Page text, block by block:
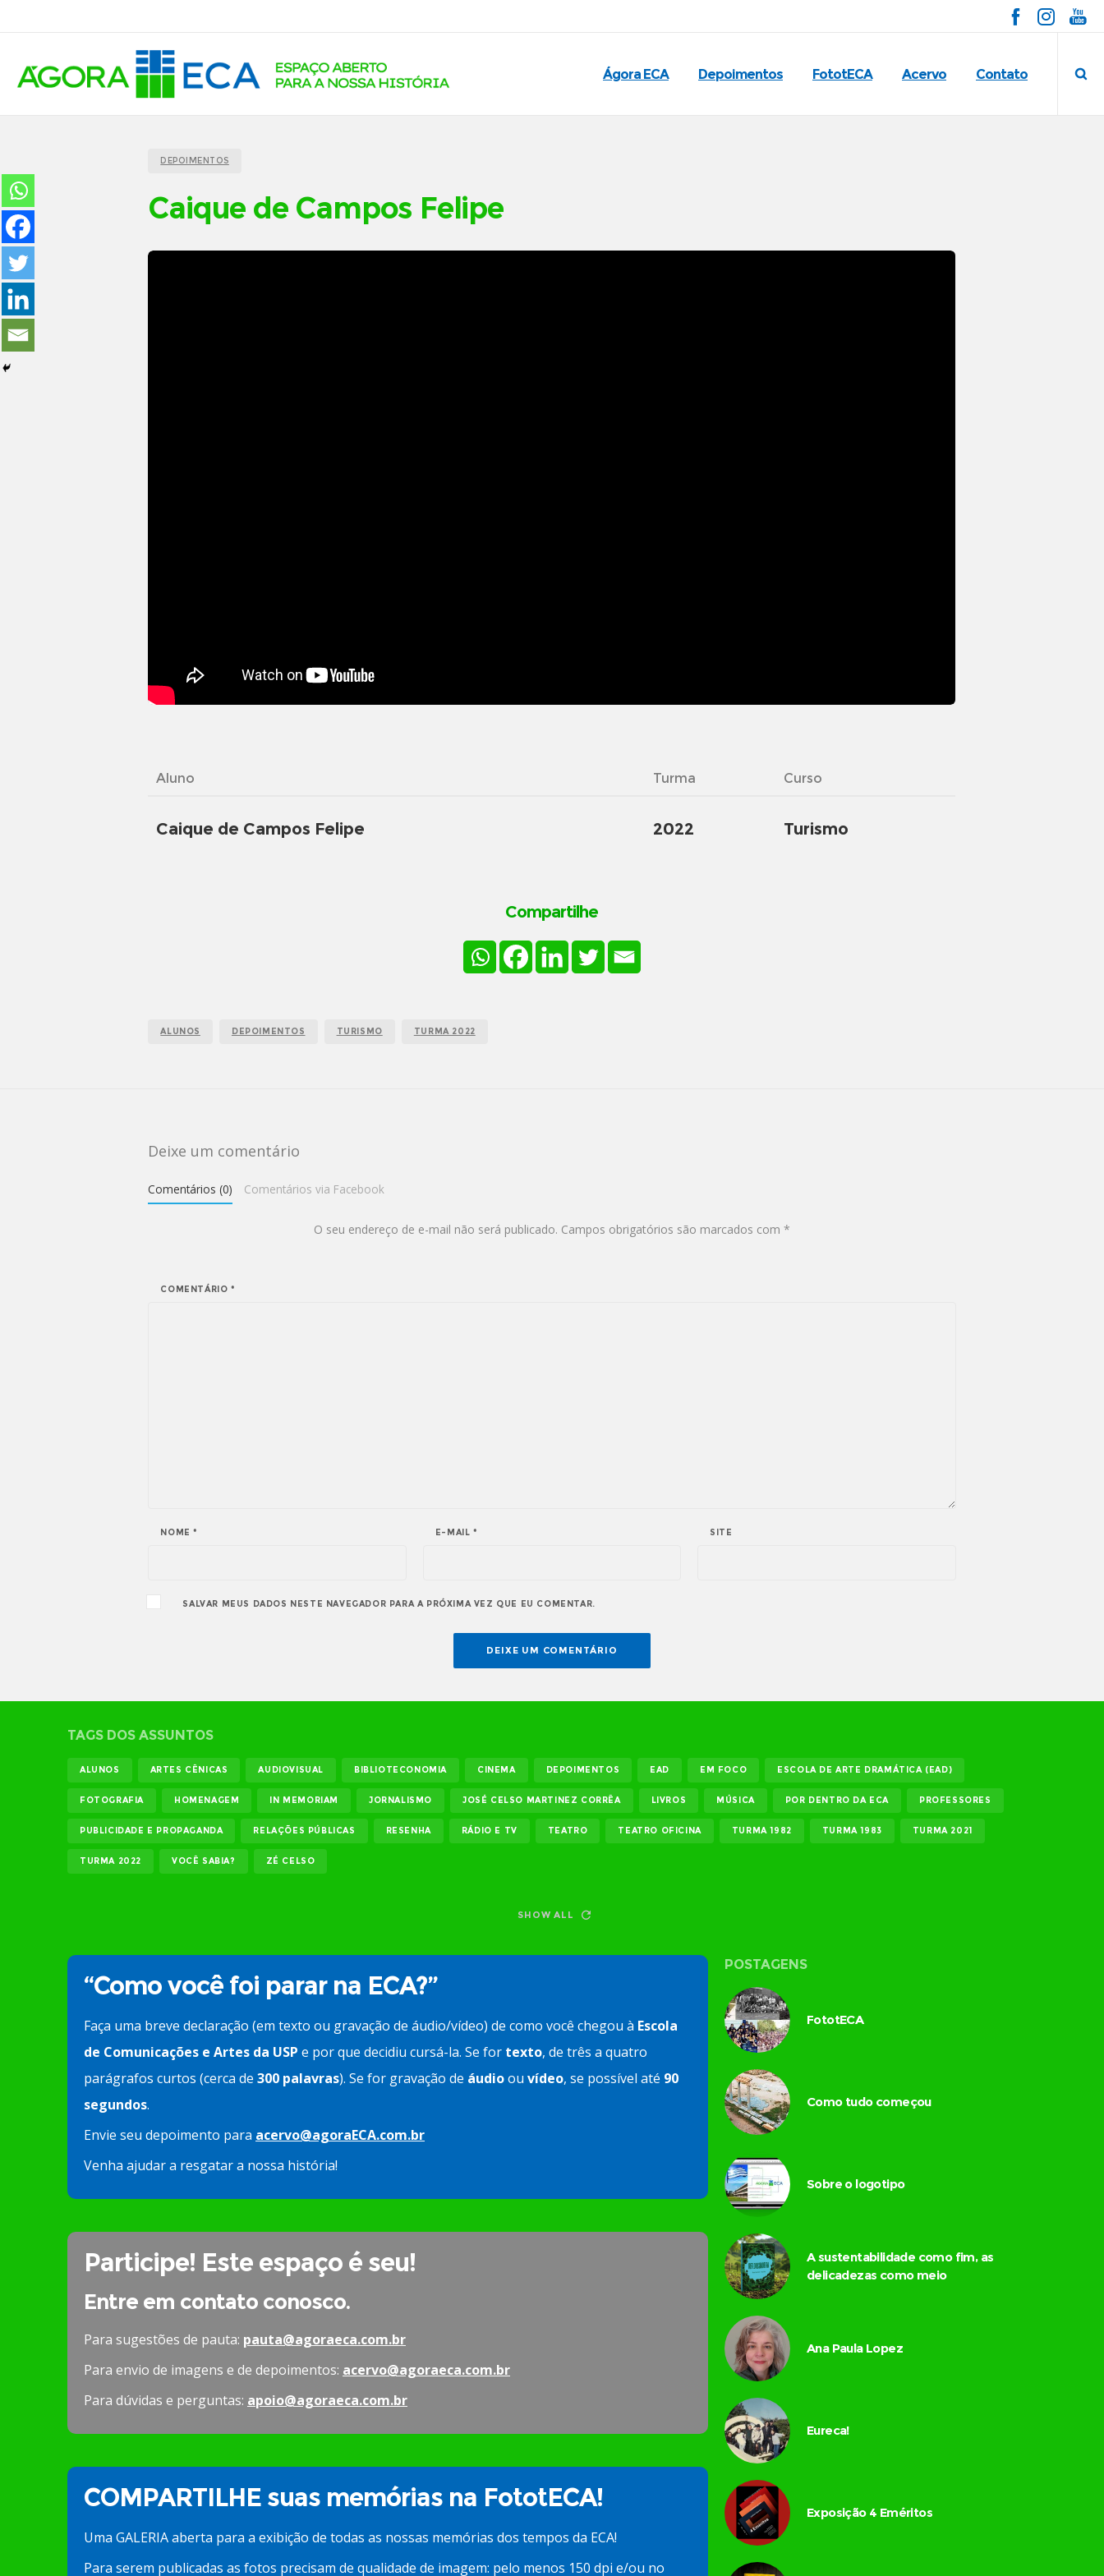
Ágora ECA Depoimentos FototECA Acervo Contato
DEPOIMENTOS
Caique de Campos Felipe
Aluno Turma Curso
Caique de Campos Felipe 2022 Turismo
Compartilhe
ALUNOS DEPOIMENTOS TURISMO TURMA 2022
Deixe um comentário
Comentários (0) Comentários via Facebook
O seu endereço de e-mail não será publicado. Campos obrigatórios são marcados com *
COMENTÁRIO *
NOME* E-MAIL * SITE
SALVAR MEUS DADOS NESTE NAVEGADOR PARA A PRÓXIMA VEZ QUE EU COMENTAR.
TAGS DOS ASSUNTOS
ALUNOS ARTES CÊNICAS AUDIOVISUAL BIBLIOTECONOMIA CINEMA DEPOIMENTOS EAD EM FOCO ESCOLA DE ARTE DRAMÁTICA (EAD)
FOTOGRAFIA HOMENAGEM IN MEMORIAM JORNALISMO JOSÉ CELSO MARTINEZ CORRÊA LIVROS MÚSICA POR DENTRO DA ECA PROFESSORES
PUBLICIDADE E PROPAGANDA RELAÇÕES PÚBLICAS RESENHA RÁDIO E TV TEATRO TEATRO OFICINA TURMA 1982 TURMA 1983 TURMA 2021
TURMA 2022 VOCÊ SABIA? ZÉ CELSO
SHOW ALL
“Como você foi parar na ECA?”
Faça uma breve declaração (em texto ou gravação de áudio/vídeo) de como você chegou à Escola
de Comunicações e Artes da USP e por que decidiu cursá-la. Se for texto, de três a quatro
parágrafos curtos (cerca de 300 palavras). Se for gravação de áudioou vídeo, se possível até 90
segundos.
Envie seu depoimento para acervo@agoraECA.com.br
Venha ajudar a resgatar a nossa história!
Participe! Este espaço é seu!
Entre em contato conosco.
Para sugestões de pauta: pauta@agoraeca.com.br
Para envio de imagens e de depoimentos: acervo@agoraeca.com.br
Para dúvidas e perguntas: apoio@agoraeca.com.br
COMPARTILHE suas memórias na FototECA!
Uma GALERIA aberta para a exibição de todas as nossas memórias dos tempos da ECA!
Para serem publicadas as fotos precisam de qualidade de imagem: pelo menos 150 dpi e/ou no
POSTAGENS
FototECA
Como tudo começou
Sobre o logotipo
A sustentabilidade como fim, as
delicadezas como meio
Ana Paula Lopez
Eureca!
Exposição 4 Eméritos